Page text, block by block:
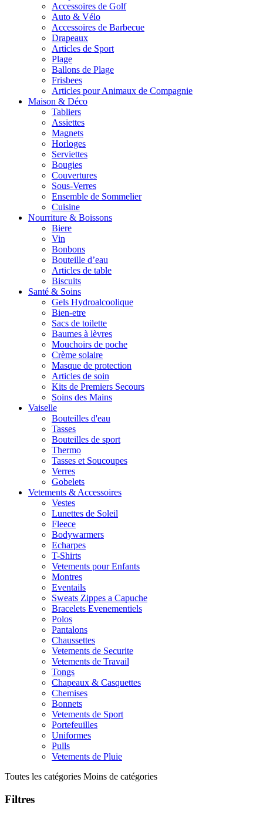
Accessoires de Golf
Auto & Vélo
Accessoires de Barbecue
Drapeaux
Articles de Sport
Plage
Ballons de Plage
Frisbees
Articles pour Animaux de Compagnie
Maison & Déco
Tabliers
Assiettes
Magnets
Horloges
Serviettes
Bougies
Couvertures
Sous-Verres
Ensemble de Sommelier
Cuisine
Nourriture & Boissons
Biere
Vin
Bonbons
Bouteille d’eau
Articles de table
Biscuits
Santé & Soins
Gels Hydroalcoolique
Bien-etre
Sacs de toilette
Baumes à lèvres
Mouchoirs de poche
Crème solaire
Masque de protection
Articles de soin
Kits de Premiers Secours
Soins des Mains
Vaiselle
Bouteilles d'eau
Tasses
Bouteilles de sport
Thermo
Tasses et Soucoupes
Verres
Gobelets
Vetements & Accessoires
Vestes
Lunettes de Soleil
Fleece
Bodywarmers
Echarpes
T-Shirts
Vetements pour Enfants
Montres
Eventails
Sweats Zippes a Capuche
Bracelets Evenementiels
Polos
Pantalons
Chaussettes
Vetements de Securite
Vetements de Travail
Tongs
Chapeaux & Casquettes
Chemises
Bonnets
Vetements de Sport
Portefeuilles
Uniformes
Pulls
Vetements de Pluie
Toutes les catégories Moins de catégories
Filtres